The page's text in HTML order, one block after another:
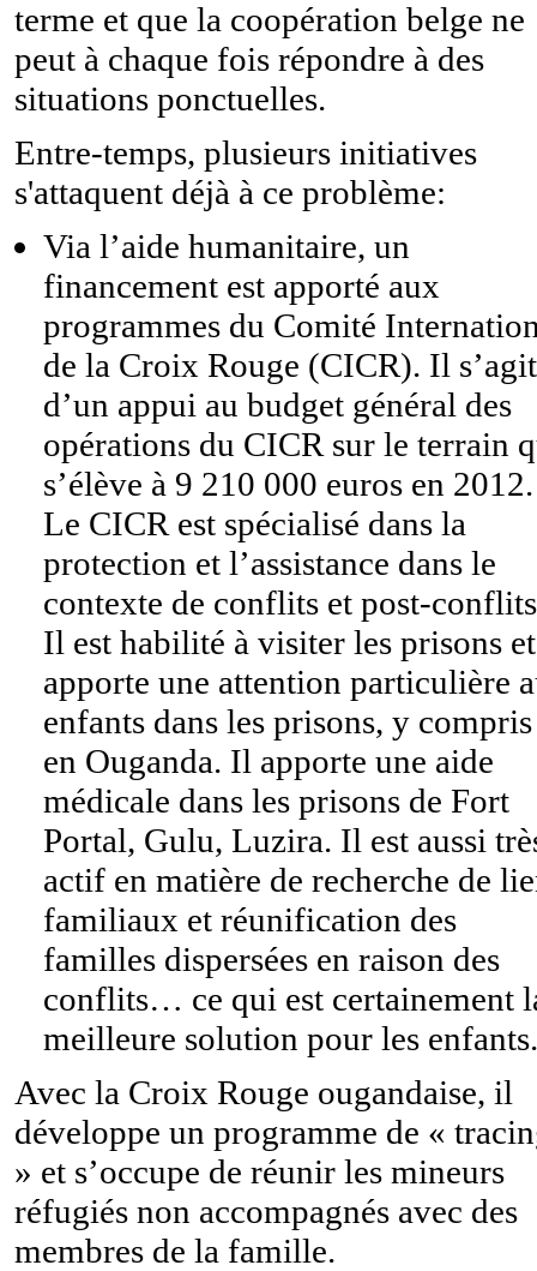
terme et que la coopération belge ne
peut à chaque fois répondre à des
situations ponctuelles.
Entre-temps, plusieurs initiatives
s'attaquent déjà à ce problème:
Via l’aide humanitaire, un
financement est apporté aux
programmes du Comité
de la Croix Rouge (CICR). Il s’agit
d’un appui au budget général des
opérations du CICR sur le terrain
s’élève à 9 210 000 euros en 2012.
Le CICR est spécialisé dans la
protection et l’assistance dans le
contexte de conflits et post-
Il est habilité à visiter les prisons et
apporte une attention particulière
enfants dans les prisons, y compris
en Ouganda. Il apporte une aide
médicale dans les prisons de Fort
Portal, Gulu, Luzira. Il est aussi
actif en matière de recherche de
familiaux et réunification des
familles dispersées en raison des
conflits… ce qui est certainement
meilleure solution pour les enfants.
Avec la Croix Rouge ougandaise, il
développe un programme de «
» et s’occupe de réunir les mineurs
réfugiés non accompagnés avec des
membres de la famille.